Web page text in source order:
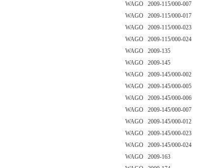
WAGO 2009-115/000-007
WAGO 2009-115/000-017
WAGO 2009-115/000-023
WAGO 2009-115/000-024
WAGO 2009-135
WAGO 2009-145
WAGO 2009-145/000-002
WAGO 2009-145/000-005
WAGO 2009-145/000-006
WAGO 2009-145/000-007
WAGO 2009-145/000-012
WAGO 2009-145/000-023
WAGO 2009-145/000-024
WAGO 2009-163